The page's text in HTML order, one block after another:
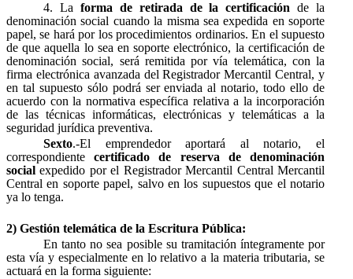
4. La forma de retirada de la certificación de la
denominación social cuando la misma sea expedida en soporte
papel, se hará por los procedimientos ordinarios. En el supuesto
de que aquella lo sea en soporte electrónico, la certificación de
denominación social, será remitida por vía telemática, con la
firma electrónica avanzada del Registrador Mercantil Central, y
en tal supuesto sólo podrá ser enviada al notario, todo ello de
acuerdo con la normativa específica relativa a la incorporación
de las técnicas informáticas, electrónicas y telemáticas a la
seguridad jurídica preventiva.
Sexto.-El emprendedor aportará al notario, el
correspondientecertificado de reserva de denominación
social expedido por el Registrador Mercantil Central Mercantil
Central en soporte papel, salvo en los supuestos que el notario
ya lo tenga.
2) Gestión telemática de la Escritura Pública:
En tanto no sea posible su tramitación íntegramente por
esta vía y especialmente en lo relativo a la materia tributaria, se
actuará en la forma siguiente: